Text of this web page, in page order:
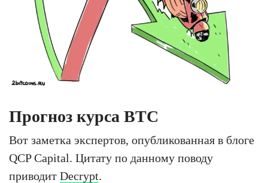
Прогноз курса BTC
Вот заметка экспертов, опубликованная в блоге
QCP Capital. Цитату по данному поводу
приводит Decrypt.